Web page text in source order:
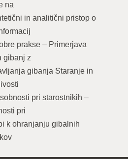
na
in analitični pristop o
prakse – Primerjava
gibanj z
gibanja Staranje in
pri starostnikih –
pri
k ohranjanju gibalnih